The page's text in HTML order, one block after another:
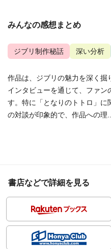
みんなの感想まとめ
ジブリ制作秘話 深い分析
作品は、ジブリの魅力を深く
インタビューを通じて、ファン
す。特に「となりのトトロ」に
の対談が印象的で、作品への理...
書店などで詳細を見る